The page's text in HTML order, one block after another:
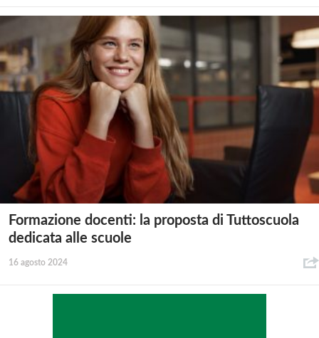
Formazione docenti: la proposta di Tuttoscuola
dedicata alle scuole
16 agosto 2024